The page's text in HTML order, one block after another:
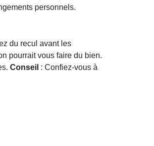
personnels.
du recul avant les
pourrait vous faire du bien.
Conseil : Confiez-vous à